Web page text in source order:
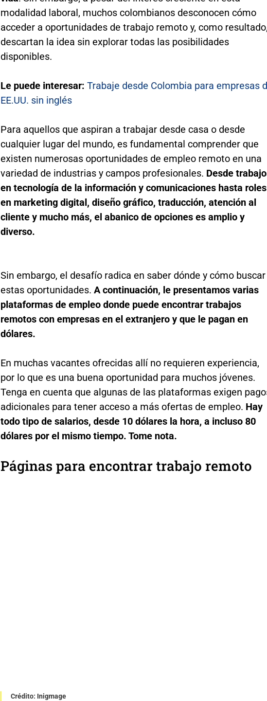
modalidad laboral, muchos colombianos desconocen cómo
acceder a oportunidades de trabajo remoto y, como
descartan la idea sin explorar todas las posibilidades
disponibles.
Le puede interesar: Trabaje desde Colombia para empresas
EE.UU. sin inglés
Para aquellos que aspiran a trabajar desde casa o desde
cualquier lugar del mundo, es fundamental comprender que
existen numerosas oportunidades de empleo remoto en una
variedad de industrias y campos profesionales. Desde
en tecnología de la información y comunicaciones hasta roles
en marketing digital, diseño gráfico, traducción, atención al
cliente y mucho más, el abanico de opciones es amplio y
diverso.
Sin embargo, el desafío radica en saber dónde y cómo buscar
estas oportunidades. A continuación, le presentamos varias
plataformas de empleo donde puede encontrar trabajos
remotos con empresas en el extranjero y que le pagan en
dólares.
En muchas vacantes ofrecidas allí no requieren experiencia,
por lo que es una buena oportunidad para muchos jóvenes.
Tenga en cuenta que algunas de las plataformas exigen
adicionales para tener acceso a más ofertas de empleo. Hay
todo tipo de salarios, desde 10 dólares la hora, a incluso 80
dólares por el mismo tiempo. Tome nota.
Páginas para encontrar trabajo remoto
Crédito: Inigmage